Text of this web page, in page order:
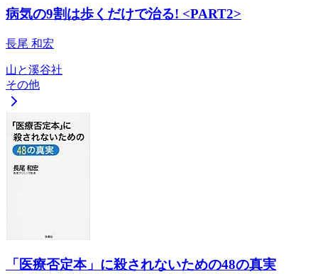
病気の9割は歩くだけで治る! <PART2>
長尾 和宏
山と溪谷社
その他
「医療否定本」に殺されないための48の真実